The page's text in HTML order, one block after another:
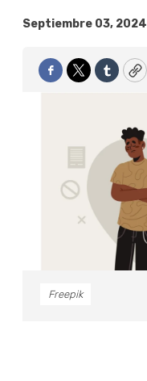
Septiembre 03, 2024
Facebook
TwitterTumblr
Freepik